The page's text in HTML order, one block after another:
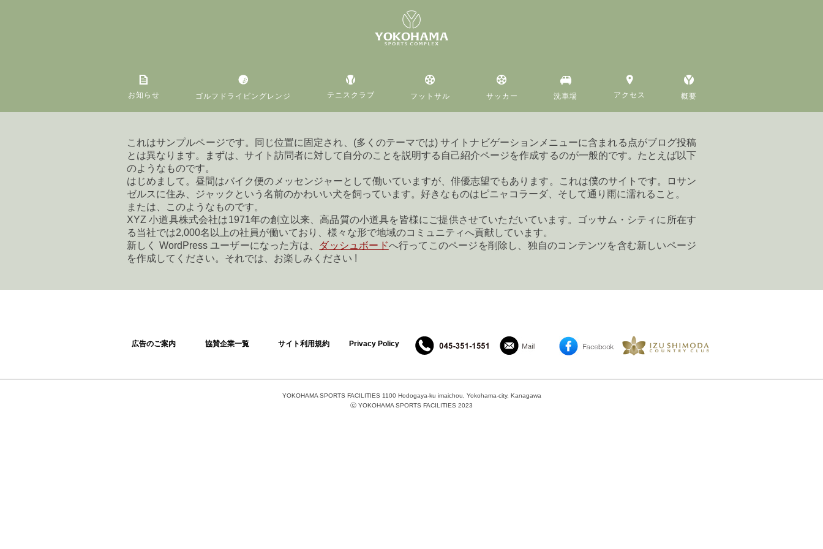
お知らせ ゴルフドライビングレンジ テニスクラブ フットサル サッカー 洗車場 アクセス 概要
これはサンプルページです。同じ位置に固定され、(多くのテーマでは) サイトナビゲーションメニューに含まれる点がブログ投稿
とは異なります。まずは、サイト訪問者に対して自分のことを説明する自己紹介ページを作成するのが一般的です。たとえば以下
のようなものです。
はじめまして。昼間はバイク便のメッセンジャーとして働いていますが、俳優志望でもあります。これは僕のサイトです。ロサン
ゼルスに住み、ジャックという名前のかわいい犬を飼っています。好きなものはピニャコラーダ、そして通り雨に濡れること。
または、このようなものです。
XYZ 小道具株式会社は1971年の創立以来、高品質の小道具を皆様にご提供させていただいています。ゴッサム・シティに所在す
る当社では2,000名以上の社員が働いており、様々な形で地域のコミュニティへ貢献しています。
新しく WordPress ユーザーになった方は、 ダッシュボードへ行ってこのページを削除し、独自のコンテンツを含む新しいページ
を作成してください。それでは、お楽しみください !
広告のご案内 協賛企業一覧 サイト利用規約 Privacy Policy
YOKOHAMA SPORTS FACILITIES 1100 Hodogaya-ku imaichou, Yokohama-city, Kanagawa
ⓒ YOKOHAMA SPORTS FACILITIES 2023